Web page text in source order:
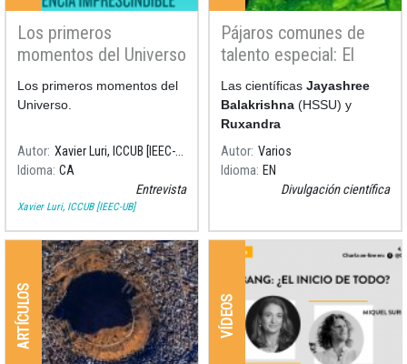
Los primeros
momentos del Universo
Los primeros momentos del
Universo.
Autor
Xavier Luri, ICCUB [IEEC-UB]
Idioma CA
Entrevista
Xavier Luri, ICCUB [IEEC-UB]
Pájaros comunes de
talento especial: El
mundo del pato
Narcissus
Las científicas Jayashree
Balakrishna (HSSU) y
Ruxandra
Autor Varios
Idioma EN
Divulgación científica
ARTÍCULOS VÍDEOS